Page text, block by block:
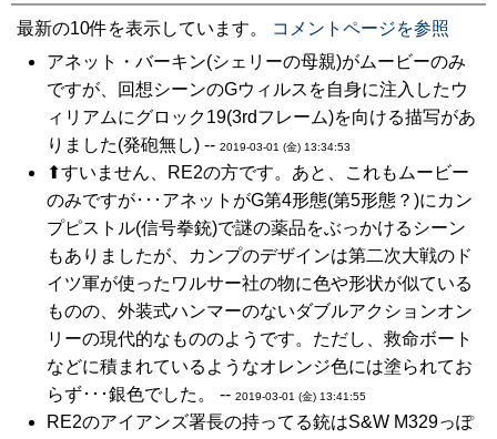
最新の10件を表示しています。
コメントページを参照
アネット・バーキン(シェリーの母親)がムービーのみ
ですが、回想シーンのGウィルスを自身に注入したウ
ィリアムにグロック19(3rdフレーム)を向ける描写があ
りました(発砲無し) -- 2019-03-01 (金) 13:34:53
⬆すいません、RE2の方です。あと、これもムービー
のみですが･･･アネットがG第4形態(第5形態？)にカン
プピストル(信号拳銃)で謎の薬品をぶっかけるシーン
もありましたが、カンプのデザインは第二次大戦のド
イツ軍が使ったワルサー社の物に色や形状が似ている
ものの、外装式ハンマーのないダブルアクションオン
リーの現代的なもののようです。ただし、救命ボート
などに積まれているようなオレンジ色には塗られてお
らず･･･銀色でした。 -- 2019-03-01 (金) 13:41:55
RE2のアイアンズ署長の持ってる銃はS&W M329っぽ